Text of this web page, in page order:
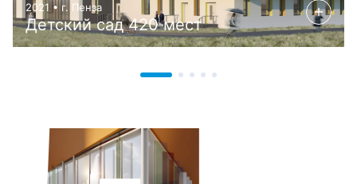
2021 • г. Пенза
Детский сад 420 мест